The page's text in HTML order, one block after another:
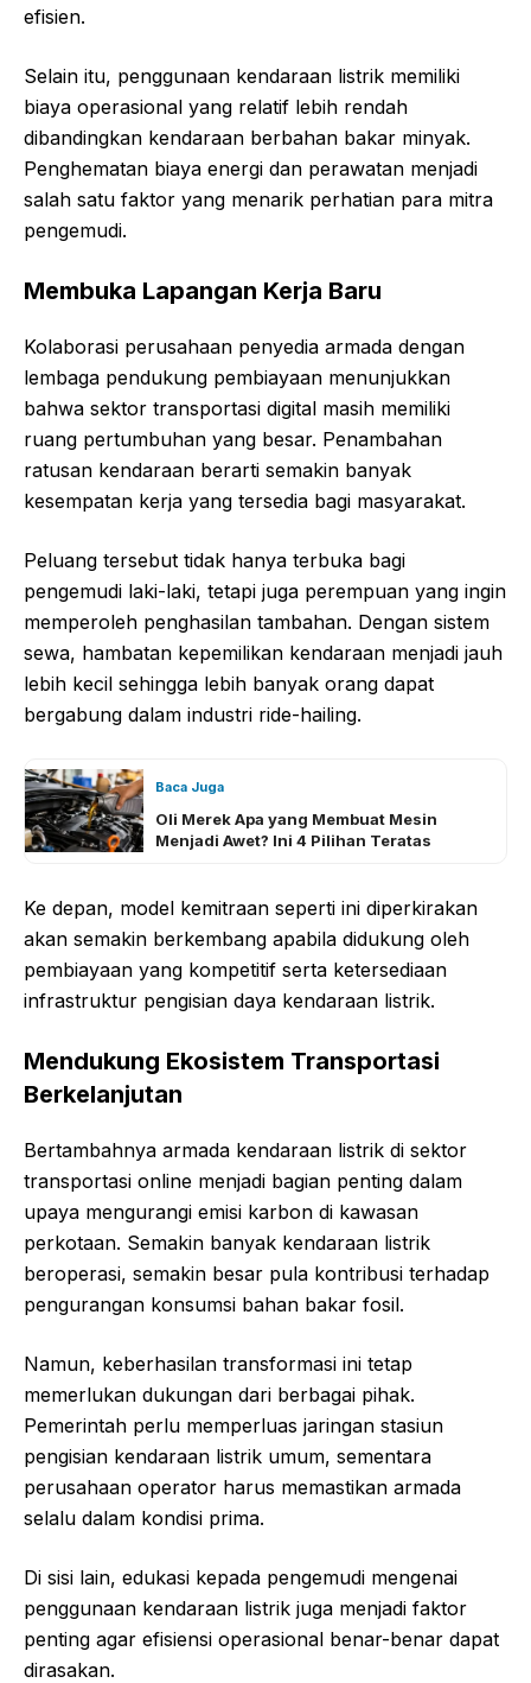
efisien.
Selain itu, penggunaan kendaraan listrik memiliki
biaya operasional yang relatif lebih rendah
dibandingkan kendaraan berbahan bakar minyak.
Penghematan biaya energi dan perawatan menjadi
salah satu faktor yang menarik perhatian para mitra
pengemudi.
Membuka Lapangan Kerja Baru
Kolaborasi perusahaan penyedia armada dengan
lembaga pendukung pembiayaan menunjukkan
bahwa sektor transportasi digital masih memiliki
ruang pertumbuhan yang besar. Penambahan
ratusan kendaraan berarti semakin banyak
kesempatan kerja yang tersedia bagi masyarakat.
Peluang tersebut tidak hanya terbuka bagi
pengemudi laki-laki, tetapi juga perempuan yang ingin
memperoleh penghasilan tambahan. Dengan sistem
sewa, hambatan kepemilikan kendaraan menjadi jauh
lebih kecil sehingga lebih banyak orang dapat
bergabung dalam industri ride-hailing.
Baca Juga
Oli Merek Apa yang Membuat Mesin
Menjadi Awet? Ini 4 Pilihan Teratas
Ke depan, model kemitraan seperti ini diperkirakan
akan semakin berkembang apabila didukung oleh
pembiayaan yang kompetitif serta ketersediaan
infrastruktur pengisian daya kendaraan listrik.
Mendukung Ekosistem Transportasi
Berkelanjutan
Bertambahnya armada kendaraan listrik di sektor
transportasi online menjadi bagian penting dalam
upaya mengurangi emisi karbon di kawasan
perkotaan. Semakin banyak kendaraan listrik
beroperasi, semakin besar pula kontribusi terhadap
pengurangan konsumsi bahan bakar fosil.
Namun, keberhasilan transformasi ini tetap
memerlukan dukungan dari berbagai pihak.
Pemerintah perlu memperluas jaringan stasiun
pengisian kendaraan listrik umum, sementara
perusahaan operator harus memastikan armada
selalu dalam kondisi prima.
Di sisi lain, edukasi kepada pengemudi mengenai
penggunaan kendaraan listrik juga menjadi faktor
penting agar efisiensi operasional benar-benar dapat
dirasakan.